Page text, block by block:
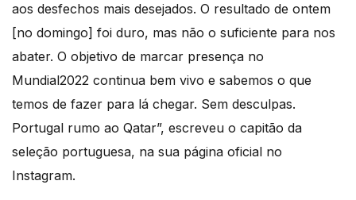
aos desfechos mais desejados. O resultado de ontem
[no domingo] foi duro, mas não o suficiente para nos
abater. O objetivo de marcar presença no
Mundial2022 continua bem vivo e sabemos o que
temos de fazer para lá chegar. Sem desculpas.
Portugal rumo ao Qatar”, escreveu o capitão da
seleção portuguesa, na sua página oficial no
Instagram.